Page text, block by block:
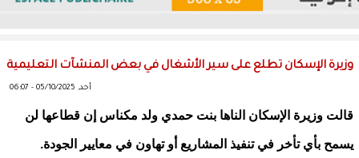
وزيرة الإسكان تطلع على سير الأشغال في بعض المنشآت التعليمية
أحد, 05/10/2025 - 06:07
قالت وزيرة الإسكان الناها بنت حمدي ولد مكناس إن قطاعها لن
يسمح بأي تأخر في تنفيذ المشاريع أو تهاون في معايير الجودة.